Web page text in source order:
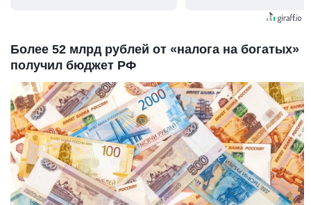
Более 52 млрд рублей от «налога на богатых»
получил бюджет РФ